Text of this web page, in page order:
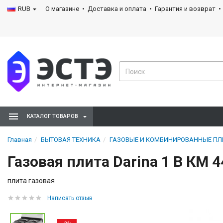
RUB О магазине Доставка и оплата Гарантия и возврат
КАТАЛОГ ТОВАРОВ
Главная БЫТОВАЯ ТЕХНИКА ГАЗОВЫЕ И КОМБИНИРОВАННЫЕ
Газовая плита Darina 1 B КМ
плита газовая
Написать отзыв